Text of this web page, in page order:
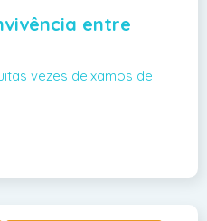
entre
vezes deixamos de